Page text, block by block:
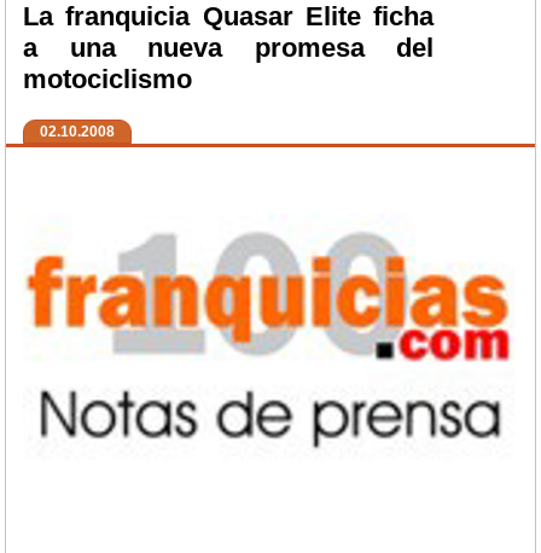
La franquicia Quasar Elite ficha
a una nueva promesa del
motociclismo
02.10.2008